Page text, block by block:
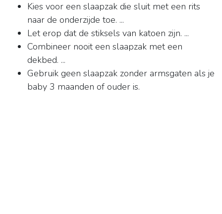
Kies voor een slaapzak die sluit met een rits
naar de onderzijde toe. ...
Let erop dat de stiksels van katoen zijn. ...
Combineer nooit een slaapzak met een
dekbed. ...
Gebruik geen slaapzak zonder armsgaten als je
baby 3 maanden of ouder is.